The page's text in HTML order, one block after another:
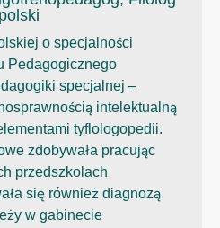
polski
o specjalności
Pedagogicznego
specjalnej –
intelektualną
tyflologopedii.
zdobywała pracując
przedszkolach
się również diagnozą
w gabinecie